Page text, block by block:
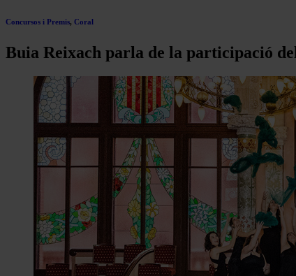
Concursos i Premis, Coral
Buia Reixach parla de la participació